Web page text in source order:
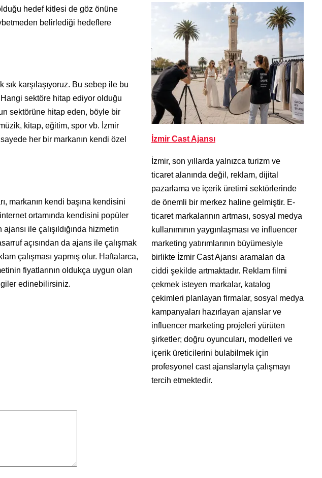
hedef kitlesi de göz önüne
belirlediği hedeflere
karşılaşıyoruz. Bu sebep ile bu
sektöre hitap ediyor olduğu
sektörüne hitap eden, böyle bir
kitap, eğitim, spor vb. İzmir
her bir markanın kendi özel
markanın kendi başına kendisini
ortamında kendisini popüler
ile çalışıldığında hizmetin
açısından da ajans ile çalışmak
çalışması yapmış olur. Haftalarca,
fiyatlarının oldukça uygun olan
edinebilirsiniz.
İzmir Cast Ajansı
İzmir, son yıllarda yalnızca turizm ve
ticaret alanında değil, reklam, dijital
pazarlama ve içerik üretimi sektörlerinde
de önemli bir merkez haline gelmiştir. E-
ticaret markalarının artması, sosyal medya
kullanımının yaygınlaşması ve influencer
marketing yatırımlarının büyümesiyle
birlikte İzmir Cast Ajansı aramaları da
ciddi şekilde artmaktadır. Reklam filmi
çekmek isteyen markalar, katalog
çekimleri planlayan firmalar, sosyal medya
kampanyaları hazırlayan ajanslar ve
influencer marketing projeleri yürüten
şirketler; doğru oyuncuları, modelleri ve
içerik üreticilerini bulabilmek için
profesyonel cast ajanslarıyla çalışmayı
tercih etmektedir.